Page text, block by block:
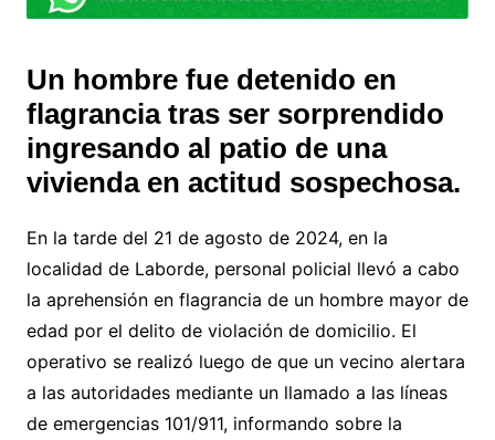
Un hombre fue detenido en
flagrancia tras ser sorprendido
ingresando al patio de una
vivienda en actitud sospechosa.
En la tarde del 21 de agosto de 2024, en la
localidad de Laborde, personal policial llevó a cabo
la aprehensión en flagrancia de un hombre mayor de
edad por el delito de violación de domicilio. El
operativo se realizó luego de que un vecino alertara
a las autoridades mediante un llamado a las líneas
de emergencias 101/911, informando sobre la